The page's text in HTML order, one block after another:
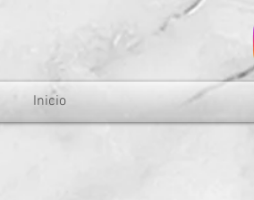
Inicio